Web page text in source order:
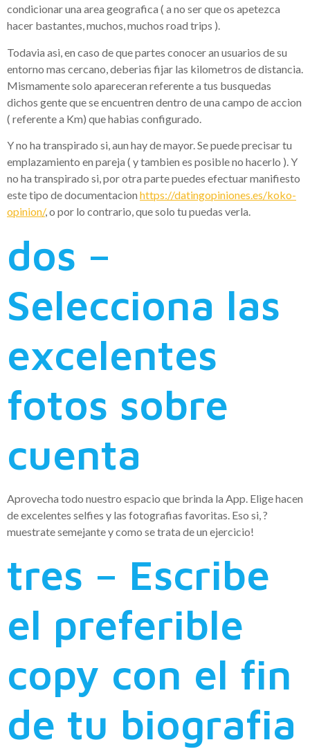
condicionar una area geografica ( a no ser que os apetezca
hacer bastantes, muchos, muchos road trips ).
Todavia asi, en caso de que partes conocer an usuarios de su
entorno mas cercano, deberias fijar las kilometros de distancia.
Mismamente solo apareceran referente a tus busquedas
dichos gente que se encuentren dentro de una campo de accion
( referente a Km) que habias configurado.
Y no ha transpirado si, aun hay de mayor. Se puede precisar tu
emplazamiento en pareja ( y tambien es posible no hacerlo ). Y
no ha transpirado si, por otra parte puedes efectuar manifiesto
este tipo de documentacion https://datingopiniones.es/koko-
opinion/, o por lo contrario, que solo tu puedas verla.
dos –
Selecciona las
excelentes
fotos sobre
cuenta
Aprovecha todo nuestro espacio que brinda la App. Elige hacen
de excelentes selfies y las fotografias favoritas. Eso si, ?
muestrate semejante y como se trata de un ejercicio!
tres – Escribe
el preferible
copy con el fin
de tu biografia